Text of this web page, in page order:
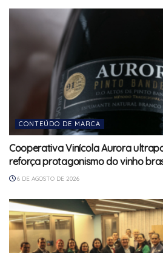
CONTEÚDO DE MARCA
Cooperativa Vinícola Aurora
reforça protagonismo do vinho
6 DE AGOSTO DE 2026